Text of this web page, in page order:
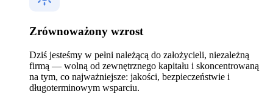
Zrównoważony wzrost
Dziś jesteśmy w pełni należącą do założycieli, niezależną
firmą — wolną od zewnętrznego kapitału i skoncentrowaną
na tym, co najważniejsze: jakości, bezpieczeństwie i
długoterminowym wsparciu.